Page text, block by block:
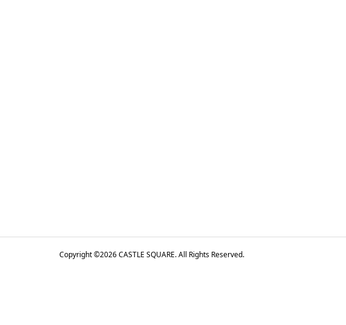
Copyright ©2026CASTLE SQUARE. All Rights Reserved.